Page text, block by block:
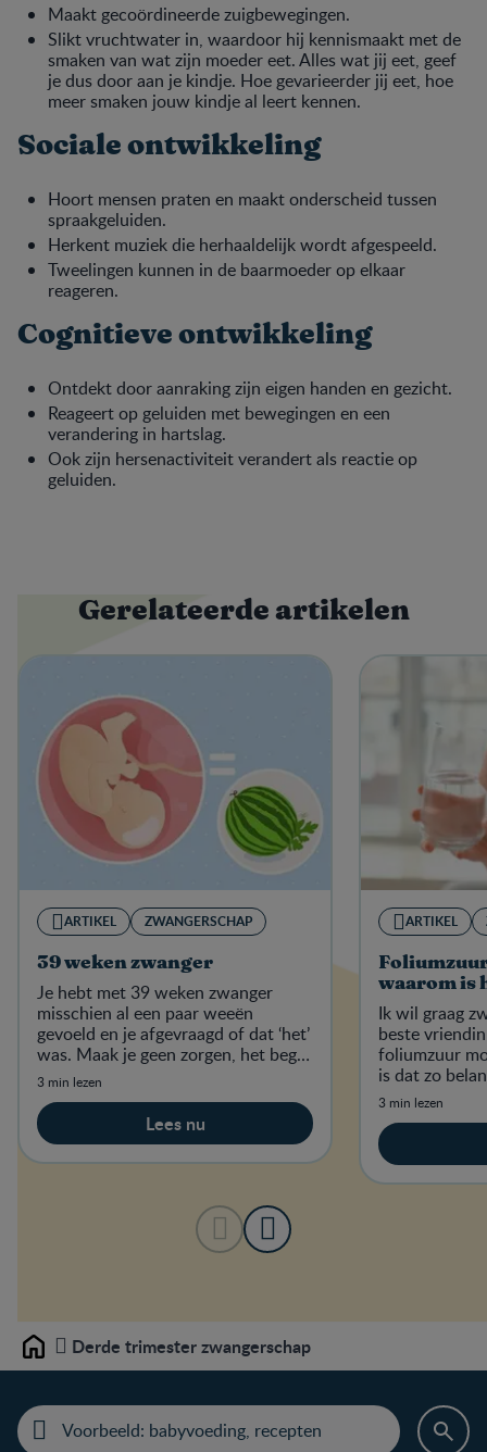
Maakt gecoördineerde zuigbewegingen.
Slikt vruchtwater in, waardoor hij kennismaakt met de
smaken van wat zijn moeder eet. Alles wat jij eet, geef
je dus door aan je kindje. Hoe gevarieerder jij eet, hoe
meer smaken jouw kindje al leert kennen.
Sociale ontwikkeling
Hoort mensen praten en maakt onderscheid tussen
spraakgeluiden.
Herkent muziek die herhaaldelijk wordt afgespeeld.
Tweelingen kunnen in de baarmoeder op elkaar
reageren.
Cognitieve ontwikkeling
Ontdekt door aanraking zijn eigen handen en gezicht.
Reageert op geluiden met bewegingen en een
verandering in hartslag.
Ook zijn hersenactiviteit verandert als reactie op
geluiden.
Gerelateerde artikelen
ARTIKEL ZWANGERSCHAP
39 weken zwanger
Je hebt met 39 weken zwanger
misschien al een paar weeën
gevoeld en je afgevraagd of dat ‘het’
was. Maak je geen zorgen, het begin
van de weeën zal je echt niet
3 min lezen
Lees nu
ARTIKEL
waarom is
Ik wil graag
beste
foliumzuur
is dat zo
3 min lezen
Home Derde trimester zwangerschap